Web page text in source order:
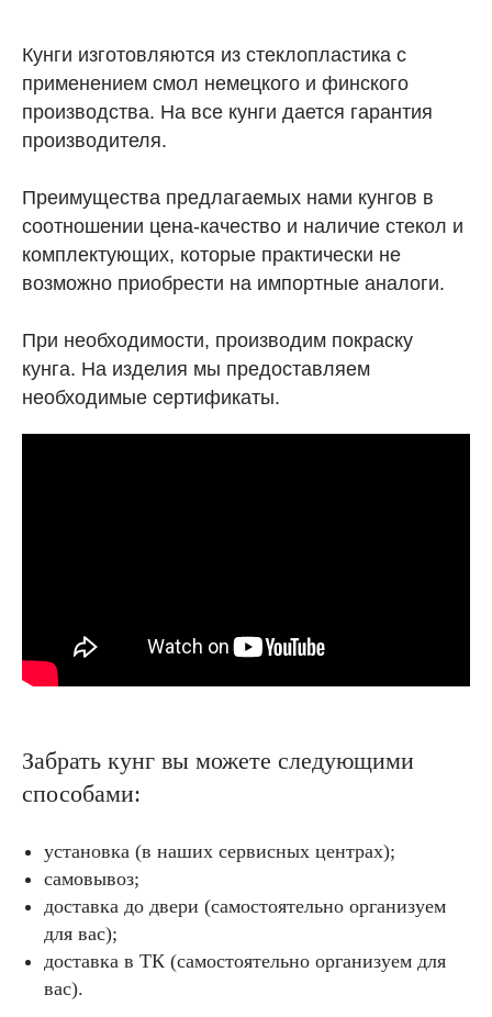
Кунги изготовляются из стеклопластика с
применением смол немецкого и финского
производства. На все кунги дается гарантия
производителя.
Преимущества предлагаемых нами кунгов в
соотношении цена-качество и наличие стекол и
комплектующих, которые практически не
возможно приобрести на импортные аналоги.
При необходимости, производим покраску
кунга. На изделия мы предоставляем
необходимые сертификаты.
Забрать кунг вы можете следующими
способами:
установка (в наших сервисных центрах);
самовывоз;
доставка до двери (самостоятельно организуем
для вас);
доставка в ТК (самостоятельно организуем для
вас).